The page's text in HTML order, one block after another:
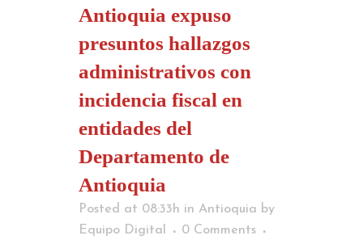
Antioquia expuso
presuntos hallazgos
administrativos con
incidencia fiscal en
entidades del
Departamento de
Antioquia
Posted at 08:33h in Antioquia by
Equipo Digital
0 Comments